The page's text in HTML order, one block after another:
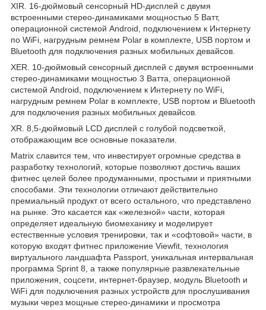
XIR. 16-дюймовый сенсорный HD-дисплей с двумя
встроенными стерео-динамиками мощностью 5 Ватт,
операционной системой Android, подключением к Интернету
по WiFi, нагрудным ремнем Polar в комплекте, USB портом и
Bluetooth для подключения разных мобильных девайсов.
XER. 10-дюймовый сенсорный дисплей с двумя встроенными
стерео-динамиками мощностью 3 Ватта, операционной
системой Android, подключением к Интернету по WiFi,
нагрудным ремнем Polar в комплекте, USB портом и Bluetooth
для подключения разных мобильных девайсов.
XR. 8,5-дюймовый LCD дисплей с голубой подсветкой,
отображающим все основные показатели.
Matrix славится тем, что инвестирует огромные средства в
разработку технологий, которые позволяют достичь ваших
фитнес целей более продуманными, простыми и приятными
способами. Эти технологии отличают действительно
премиальный продукт от всего остального, что представлено
на рынке. Это касается как «железной» части, которая
определяет идеальную биомеханику и моделирует
естественные условия тренировки, так и «софтовой» части, в
которую входят фитнес приложение Viewfit, технология
виртуального ландшафта Passport, уникальная интервальная
программа Sprint 8, а также популярные развлекательные
приложения, соцсети, интернет-браузер, модуль Bluetooth и
WiFi для подключения разных устройств для прослушивания
музыки через мощные стерео-динамики и просмотра